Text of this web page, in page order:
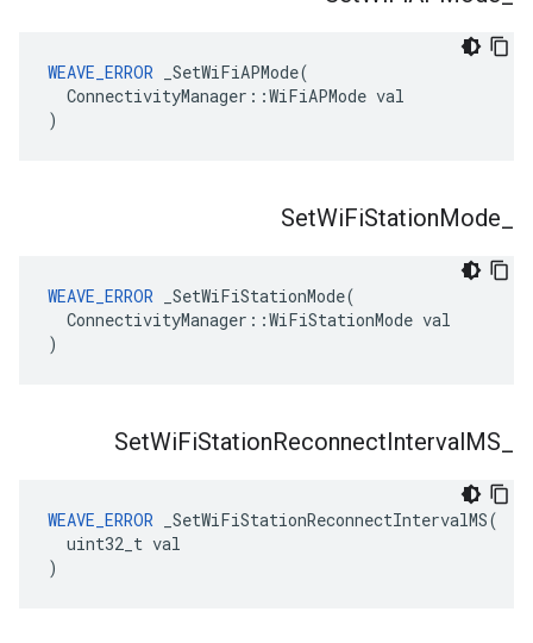
WEAVE_ERROR _SetWiFiAPMode(
  ConnectivityManager::WiFiAPMode val
)
SetWiFiStationMode
WEAVE_ERROR _SetWiFiStationMode(
  ConnectivityManager::WiFiStationMode val
)
SetWiFiStationReconnectIntervalMS
WEAVE_ERROR _SetWiFiStationReconnectIntervalMS(
  uint32_t val
)